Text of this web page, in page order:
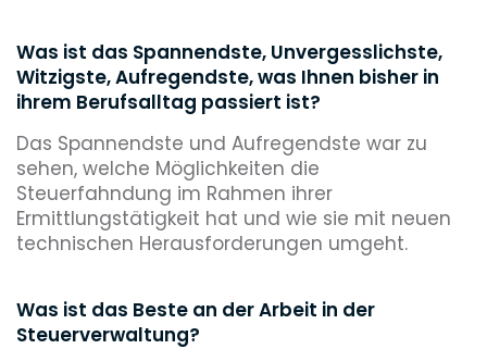
Was ist das Spannendste, Unvergesslichste,
Witzigste, Aufregendste, was Ihnen bisher in
ihrem Berufsalltag passiert ist?
Das Spannendste und Aufregendste war zu
sehen, welche Möglichkeiten die
Steuerfahndung im Rahmen ihrer
Ermittlungstätigkeit hat und wie sie mit neuen
technischen Herausforderungen umgeht.
Was ist das Beste an der Arbeit in der
Steuerverwaltung?